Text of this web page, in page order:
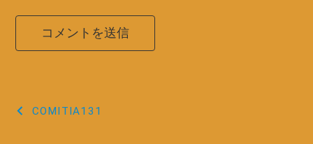
投
COMITIA131